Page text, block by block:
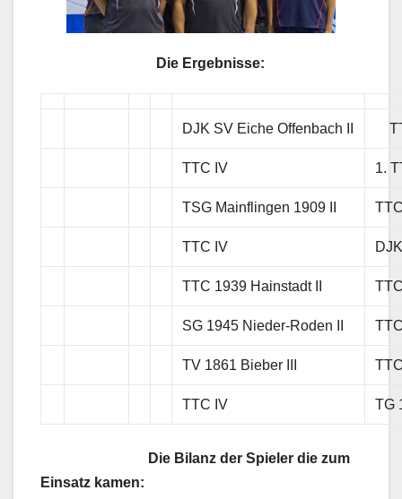
Die Ergebnisse:
DJK SV Eiche Offenbach II
TTC IV 1.
TSG Mainflingen 1909 II
TTC IV
TTC 1939 Hainstadt II
SG 1945 Nieder-Roden II
TV 1861 Bieber III
TTC IV TG
Die Bilanz der Spieler die zum
Einsatz kamen: